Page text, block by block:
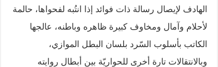
الهادف لإيصال رسالة ذات فوائد إذا انتُبه لفحواها، حالمة
لأحلام وآمال ومخاوف كبيرة ظاهره وباطنه، عالجها
الكاتب بأسلوب السّرد بلسان البطل الموازي،
وبالانتقالات تارة أخرى للحواريّة بين أبطال روايته